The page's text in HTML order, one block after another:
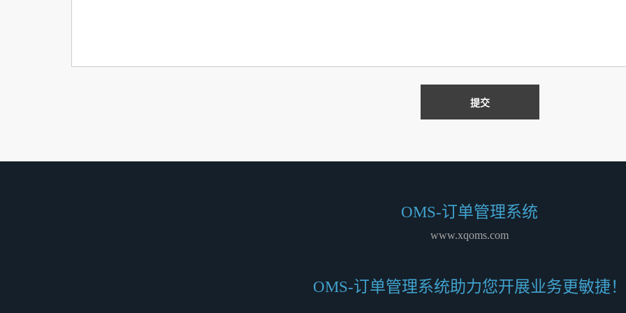
OMS-订单管理系统
www.xqoms.com
OMS-订单管理系统助力您开展业务更敏捷！